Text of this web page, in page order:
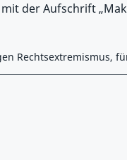
der Aufschrift
Rechtsextremismus,